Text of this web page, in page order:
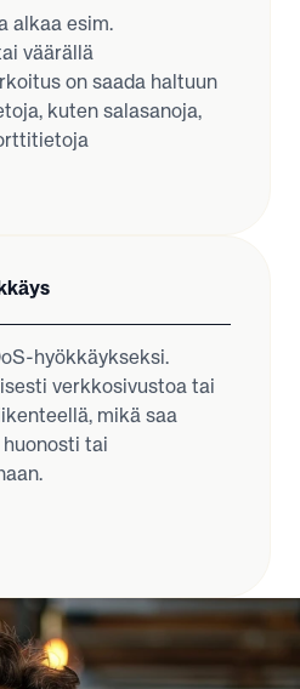
alkaa esim.
väärällä
on saada haltuun
kuten salasanoja,
hyökkäykseksi.
verkkosivustoa tai
mikä saa
tai